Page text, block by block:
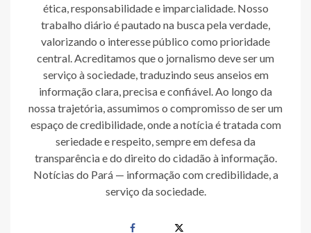
ética, responsabilidade e imparcialidade. Nosso
trabalho diário é pautado na busca pela verdade,
valorizando o interesse público como prioridade
central. Acreditamos que o jornalismo deve ser um
serviço à sociedade, traduzindo seus anseios em
informação clara, precisa e confiável. Ao longo da
nossa trajetória, assumimos o compromisso de ser um
espaço de credibilidade, onde a notícia é tratada com
seriedade e respeito, sempre em defesa da
transparência e do direito do cidadão à informação.
Notícias do Pará — informação com credibilidade, a
serviço da sociedade.